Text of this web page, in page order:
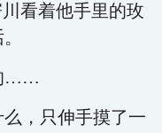
看着他手里的玫
……
，只伸手摸了一